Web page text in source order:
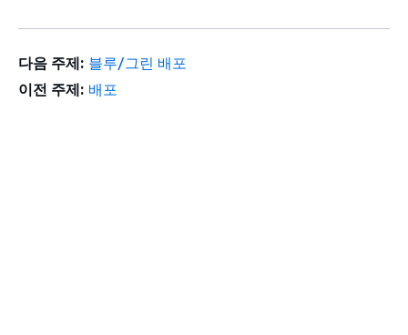
다음 주제: 블루/그린 배포
이전 주제: 배포